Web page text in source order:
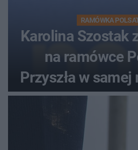
RAMÓWKA
Karolina Szostak
na ramówce
Przyszła w